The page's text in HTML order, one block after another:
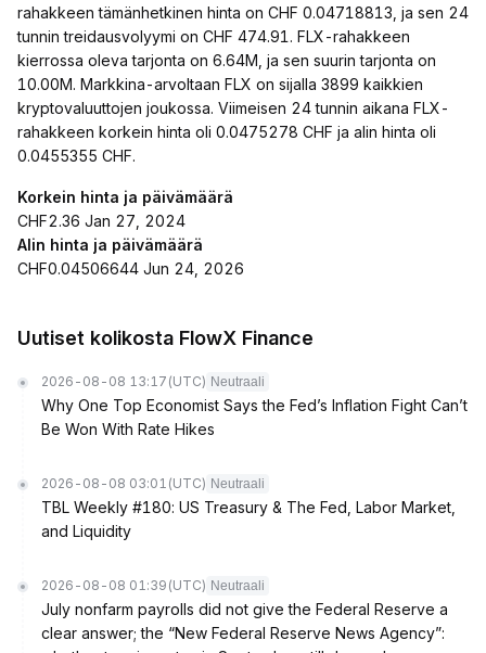
rahakkeen tämänhetkinen hinta on CHF 0.04718813, ja sen 24
tunnin treidausvolyymi on CHF 474.91. FLX-rahakkeen
kierrossa oleva tarjonta on 6.64M, ja sen suurin tarjonta on
10.00M. Markkina-arvoltaan FLX on sijalla 3899 kaikkien
kryptovaluuttojen joukossa. Viimeisen 24 tunnin aikana FLX-
rahakkeen korkein hinta oli 0.0475278 CHF ja alin hinta oli
0.0455355 CHF.
Korkein hinta ja päivämäärä
CHF2.36 Jan 27, 2024
Alin hinta ja päivämäärä
CHF0.04506644 Jun 24, 2026
Uutiset kolikosta FlowX Finance
2026-08-08 13:17 (UTC) Neutraali
Why One Top Economist Says the Fed’s Inflation Fight Can’t
Be Won With Rate Hikes
2026-08-08 03:01 (UTC) Neutraali
TBL Weekly #180: US Treasury & The Fed, Labor Market,
and Liquidity
2026-08-08 01:39 (UTC) Neutraali
July nonfarm payrolls did not give the Federal Reserve a
clear answer; the “New Federal Reserve News Agency”: